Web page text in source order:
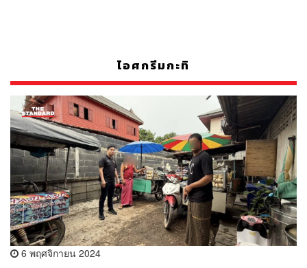
ไอศกรีมกะทิ
6 พฤศจิกายน 2024